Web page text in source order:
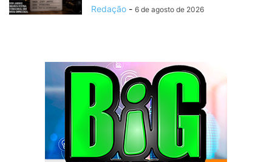
Redação - 6 de agosto de 2026